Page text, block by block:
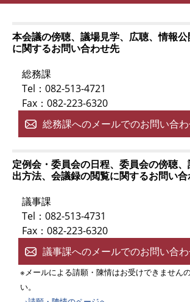
本会議の傍聴、議場見学、広聴、情報公
に関するお問い合わせ先
総務課
Tel：082-513-4721
Fax：082-223-6320
総務課へのメールでのお問い合
定例会・委員会の日程、委員会の傍聴
出方法、会議録の閲覧に関するお問い
議事課
Tel：082-513-4731
Fax：082-223-6320
議事課へのメールでのお問い合
※メールによる請願・陳情はお受けできません
い。